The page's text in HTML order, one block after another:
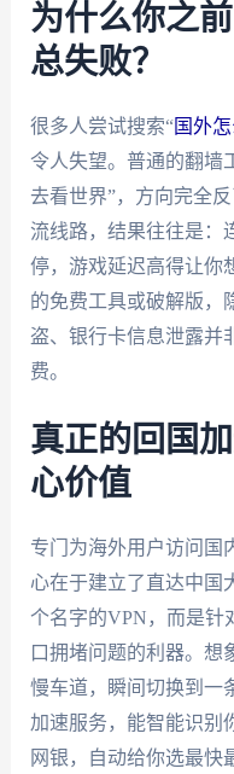
为什么你之
总失败？
很多人尝试搜索“国外
令人失望。普通的翻墙
去看世界”，方向完全
流线路，结果往往是：
停，游戏延迟高得让你
的免费工具或破解版，
盗、银行卡信息泄露并
费。
真正的回国
心价值
专门为海外用户访问国
心在于建立了直达中国
个名字的VPN，而是针
口拥堵问题的利器。想
慢车道，瞬间切换到一
加速服务，能智能识别
网银，自动给你选最快